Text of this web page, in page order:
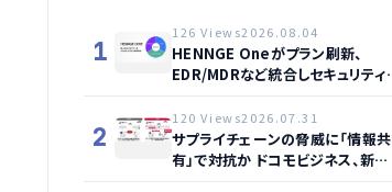
1
126 Views2026.08.04
HENNGE Oneがプラン刷新、
EDR/MDRなど統合しセキュリティ
強化へ
2
120 Views2026.07.31
サプライチェーンの脅威に「情報共
有」で対抗か ドコモビジネス、新サ
ービス提供開始